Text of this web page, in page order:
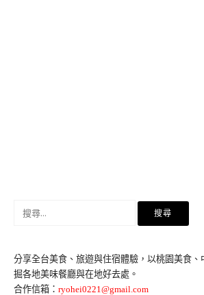
字:
分享全台美食、旅遊與住宿體驗，以桃園美食
掘各地美味餐廳與在地好去處。
合作信箱： ryohei0221@gmail.com